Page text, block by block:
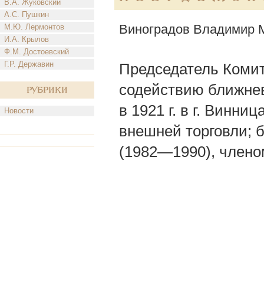
В.А. Жуковский
А.С. Пушкин
М.Ю. Лермонтов
И.А. Крылов
Ф.М. Достоевский
Г.Р. Державин
Рубрики
Новости
Виноградов Владимир
Председатель
содействию
в 1921 г. в г.
внешней
(1982—1990),